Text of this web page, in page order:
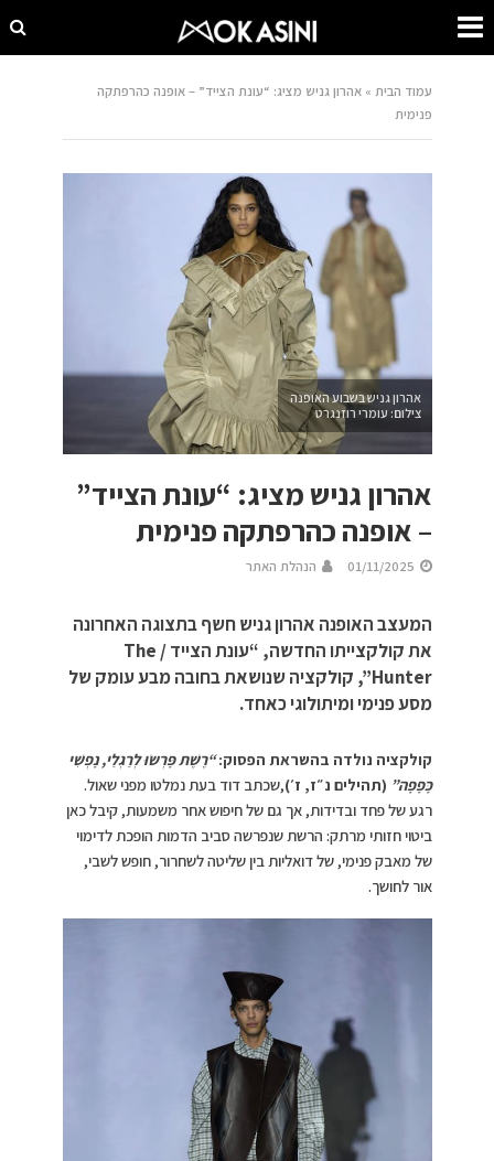
עמוד הבית »אהרון גניש מציג: “עונת הצייד” – אופנה כהרפתקה
פנימית
אהרון גניש בשבוע האופנה
צילום: עומרי רוזנגרט
אהרון גניש מציג: “עונת הצייד”
– אופנה כהרפתקה פנימית
01/11/2025 הנהלת האתר
המעצב האופנה אהרון גניש חשף בתצוגה האחרונה
את קולקצייתו החדשה, “עונת הצייד / The
Hunter”, קולקציה שנושאת בחובה מבע עומק של
מסע פנימי ומיתולוגי כאחד.
קולקציה נולדה בהשראת הפסוק:“רֶשֶׁת פָּרְשׂוּ לְרַגְלַי, נָפְשִׁי
כָּפָפָה” (תהילים נ״ז, ז׳),שכתב דוד בעת נמלטו מפני שאול.
רגע של פחד ובדידות, אך גם של חיפוש אחר משמעות, קיבל כאן
ביטוי חזותי מרתק: הרשת שנפרשה סביב הדמות הופכת לדימוי
של מאבק פנימי, של דואליות בין שליטה לשחרור, חופש לשבי,
אור לחושך.